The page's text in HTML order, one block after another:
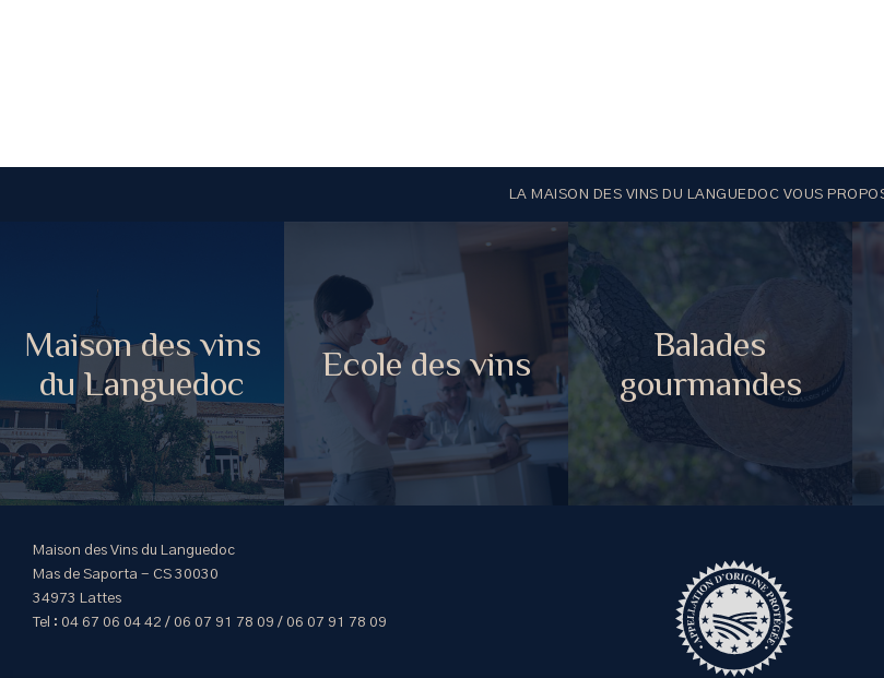
LA MAISON DES VINS DU LANGUEDOC VOUS
Maison des vins
du Languedoc
Ecole des vins
Balades
gourmandes
Maison des Vins du Languedoc
Mas de Saporta - CS 30030
34973 Lattes
Tel : 04 67 06 04 42 / 06 07 91 78 09 / 06 07 91 78 09